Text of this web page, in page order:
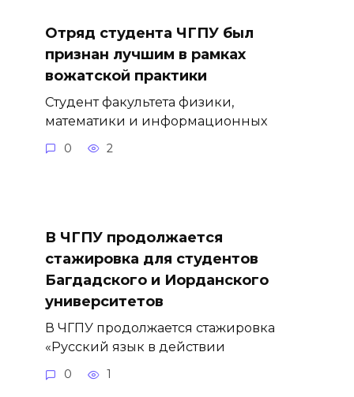
Отряд студента ЧГПУ был
признан лучшим в рамках
вожатской практики
Студент факультета физики,
математики и информационных
0 2
В ЧГПУ продолжается
стажировка для студентов
Багдадского и Иорданского
университетов
В ЧГПУ продолжается стажировка
«Русский язык в действии
0 1